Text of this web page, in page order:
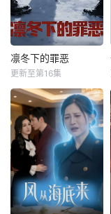
凛冬下的罪恶
更新至第16集